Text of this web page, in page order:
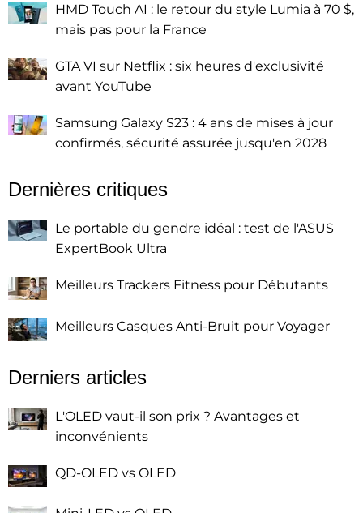
HMD Touch AI : le retour du style Lumia à 70 $,
mais pas pour la France
GTA VI sur Netflix : six heures d'exclusivité
avant YouTube
Samsung Galaxy S23 : 4 ans de mises à jour
confirmés, sécurité assurée jusqu'en 2028
Dernières critiques
Le portable du gendre idéal : test de l'ASUS
ExpertBook Ultra
Meilleurs Trackers Fitness pour Débutants
Meilleurs Casques Anti-Bruit pour Voyager
Derniers articles
L'OLED vaut-il son prix ? Avantages et
inconvénients
QD-OLED vs OLED